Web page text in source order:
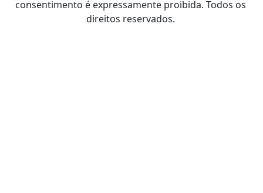
consentimento é expressamente proibida. Todos os
direitos reservados.